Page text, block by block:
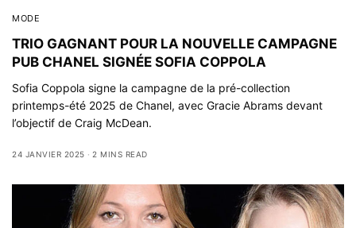
MODE
TRIO GAGNANT POUR LA NOUVELLE CAMPAGNE
PUB CHANEL SIGNÉE SOFIA COPPOLA
Sofia Coppola signe la campagne de la pré-collection
printemps-été 2025 de Chanel, avec Gracie Abrams devant
l’objectif de Craig McDean.
24 JANVIER 2025 2 MINS READ